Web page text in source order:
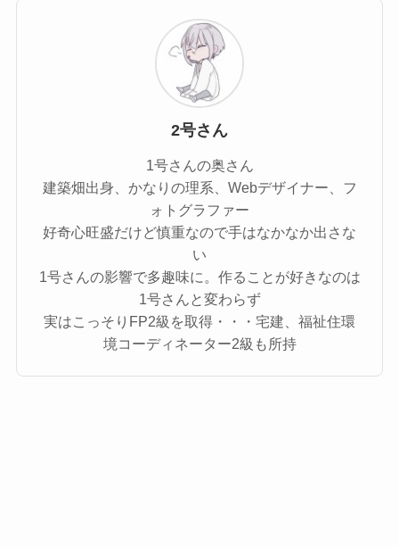
2号さん
1号さんの奥さん
建築畑出身、かなりの理系、Webデザイナー、フ
ォトグラファー
好奇心旺盛だけど慎重なので手はなかなか出さな
い
1号さんの影響で多趣味に。作ることが好きなのは
1号さんと変わらず
実はこっそりFP2級を取得・・・宅建、福祉住環
境コーディネーター2級も所持